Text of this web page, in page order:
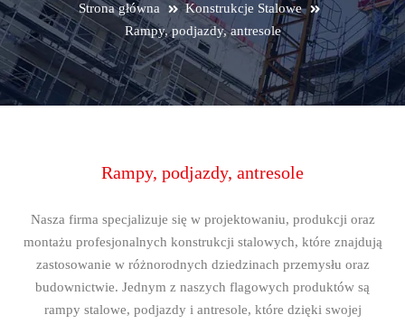
Strona główna
Konstrukcje Stalowe
Rampy, podjazdy, antresole
Rampy, podjazdy, antresole
Nasza firma specjalizuje się w projektowaniu, produkcji oraz
montażu profesjonalnych konstrukcji stalowych, które znajdują
zastosowanie w różnorodnych dziedzinach przemysłu oraz
budownictwie. Jednym z naszych flagowych produktów są
rampy stalowe, podjazdy i antresole, które dzięki swojej